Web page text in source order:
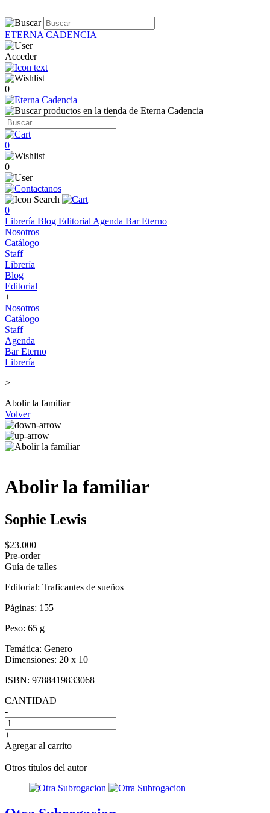
ETERNA CADENCIA
Acceder
0
0
0
0
Librería Blog Editorial Agenda Bar Eterno
Nosotros
Catálogo
Staff
Librería
Blog
Editorial
+
Nosotros
Catálogo
Staff
Agenda
Bar Eterno
Librería
>
Abolir la familiar
Volver
Abolir la familiar
Sophie Lewis
$23.000
Pre-order
Guía de talles
Editorial: Traficantes de sueños
Páginas: 155
Peso: 65 g
Temática: Genero
Dimensiones: 20 x 10
ISBN: 9788419833068
CANTIDAD
-
+
Agregar al carrito
Otros títulos del autor